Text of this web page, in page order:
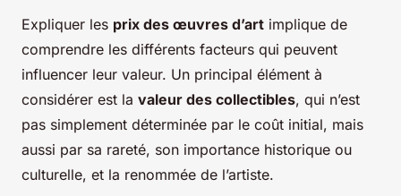
Expliquer les prix des œuvres d’art implique de
comprendre les différents facteurs qui peuvent
influencer leur valeur. Un principal élément à
considérer est la valeur des collectibles, qui n’est
pas simplement déterminée par le coût initial, mais
aussi par sa rareté, son importance historique ou
culturelle, et la renommée de l’artiste.